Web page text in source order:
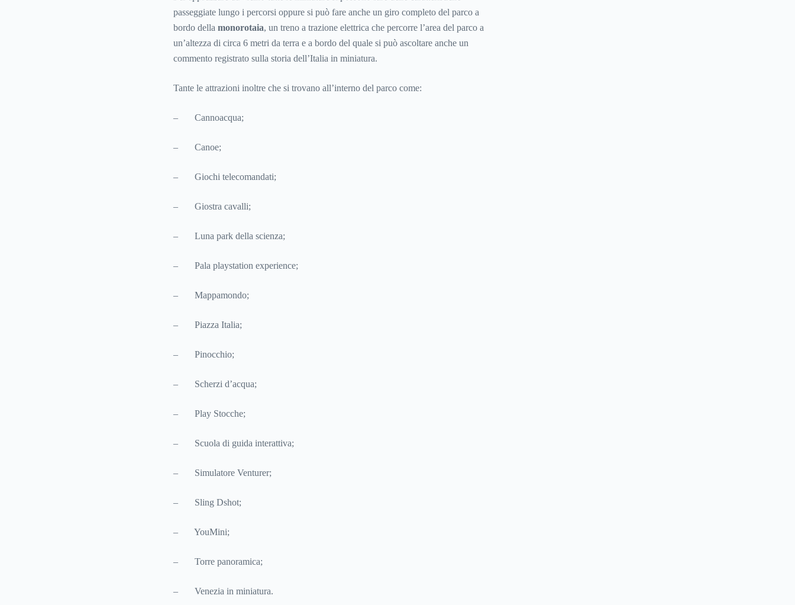
passeggiate lungo i percorsi oppure si può fare anche un giro completo del parco a
bordo della monorotaia, un treno a trazione elettrica che percorre l’area del parco a
un’altezza di circa 6 metri da terra e a bordo del quale si può ascoltare anche un
commento registrato sulla storia dell’Italia in miniatura.
Tante le attrazioni inoltre che si trovano all’interno del parco come:
– Cannoacqua;
– Canoe;
– Giochi telecomandati;
– Giostra cavalli;
– Luna park della scienza;
– Pala playstation experience;
– Mappamondo;
– Piazza Italia;
– Pinocchio;
– Scherzi d’acqua;
– Play Stocche;
– Scuola di guida interattiva;
– Simulatore Venturer;
– Sling Dshot;
– YouMini;
– Torre panoramica;
– Venezia in miniatura.